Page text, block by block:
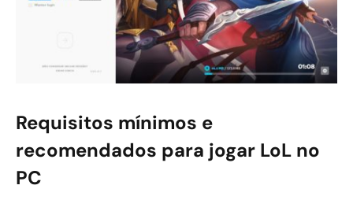
Requisitos mínimos e
recomendados para jogar LoL no
PC